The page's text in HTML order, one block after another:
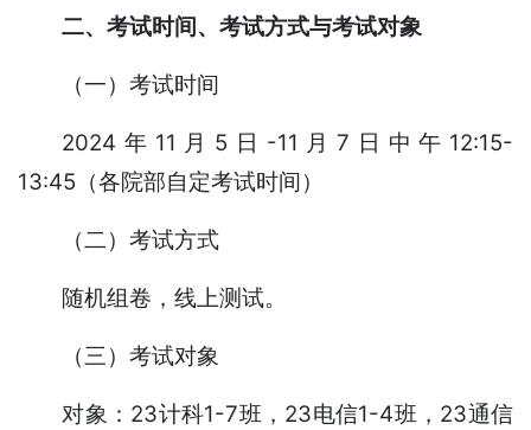
二、考试时间、考试方式与考试对象
（一）考试时间
2024年11月5日-11月7日中午12:15-
13:45（各院部自定考试时间）
（二）考试方式
随机组卷，线上测试。
（三）考试对象
对象：23计科1-7班，23电信1-4班，23通信